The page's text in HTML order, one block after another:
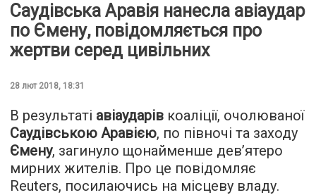
Саудівська Аравія нанесла авіаудар
по Ємену, повідомляється про
жертви серед цивільних
28 лют 2018, 18:31
В результаті авіаударів коаліції, очолюваної
Саудівською Аравією, по півночі та заходу
Ємену, загинуло щонайменше дев’ятеро
мирних жителів. Про це повідомляє
Reuters, посилаючись на місцеву владу.